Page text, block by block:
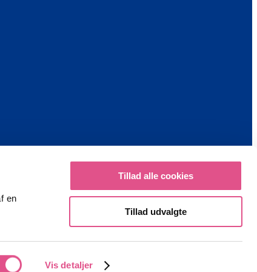
en
Vis detaljer
Tillad alle cookies
Tillad udvalgte